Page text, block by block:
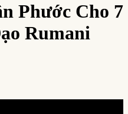
Phước Cho 7
Rumani